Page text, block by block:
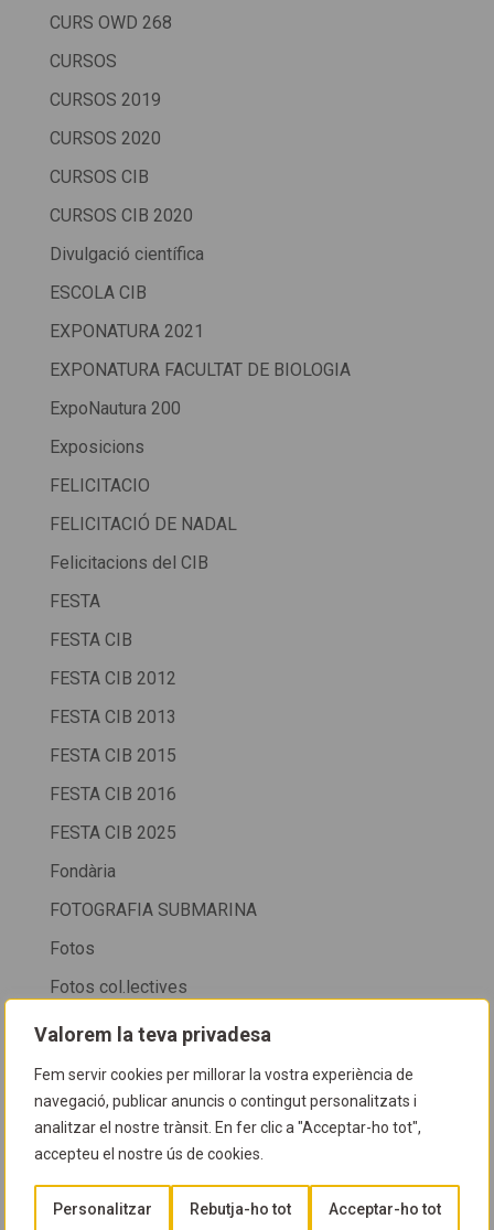
Valorem la teva privadesa
Fem servir cookies per millorar la vostra experiència de
navegació, publicar anuncis o contingut personalitzats i
analitzar el nostre trànsit. En fer clic a "Acceptar-ho tot",
accepteu el nostre ús de cookies.
Personalitzar Rebutja-ho tot Acceptar-ho tot
CURS OWD 268
CURSOS
CURSOS 2019
CURSOS 2020
CURSOS CIB
CURSOS CIB 2020
Divulgació científica
ESCOLA CIB
EXPONATURA 2021
EXPONATURA FACULTAT DE BIOLOGIA
ExpoNautura 200
Exposicions
FELICITACIO
FELICITACIÓ DE NADAL
Felicitacions del CIB
FESTA
FESTA CIB
FESTA CIB 2012
FESTA CIB 2013
FESTA CIB 2015
FESTA CIB 2016
FESTA CIB 2025
Fondària
FOTOGRAFIA SUBMARINA
Fotos
Fotos col.lectives
FOTOS COL·LECTIVES
Fotos cursos
FOTOS NETEGES
Guia del CIB